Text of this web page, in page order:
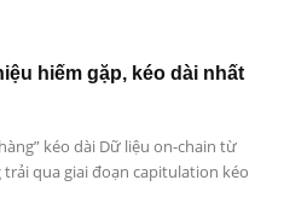
hiếm gặp, kéo dài nhất
kéo dài Dữ liệu on-chain từ
qua giai đoạn capitulation kéo